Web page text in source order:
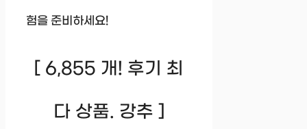
험을 준비하세요!
[ 6,855 개! 후기 최
다 상품. 강추 ]